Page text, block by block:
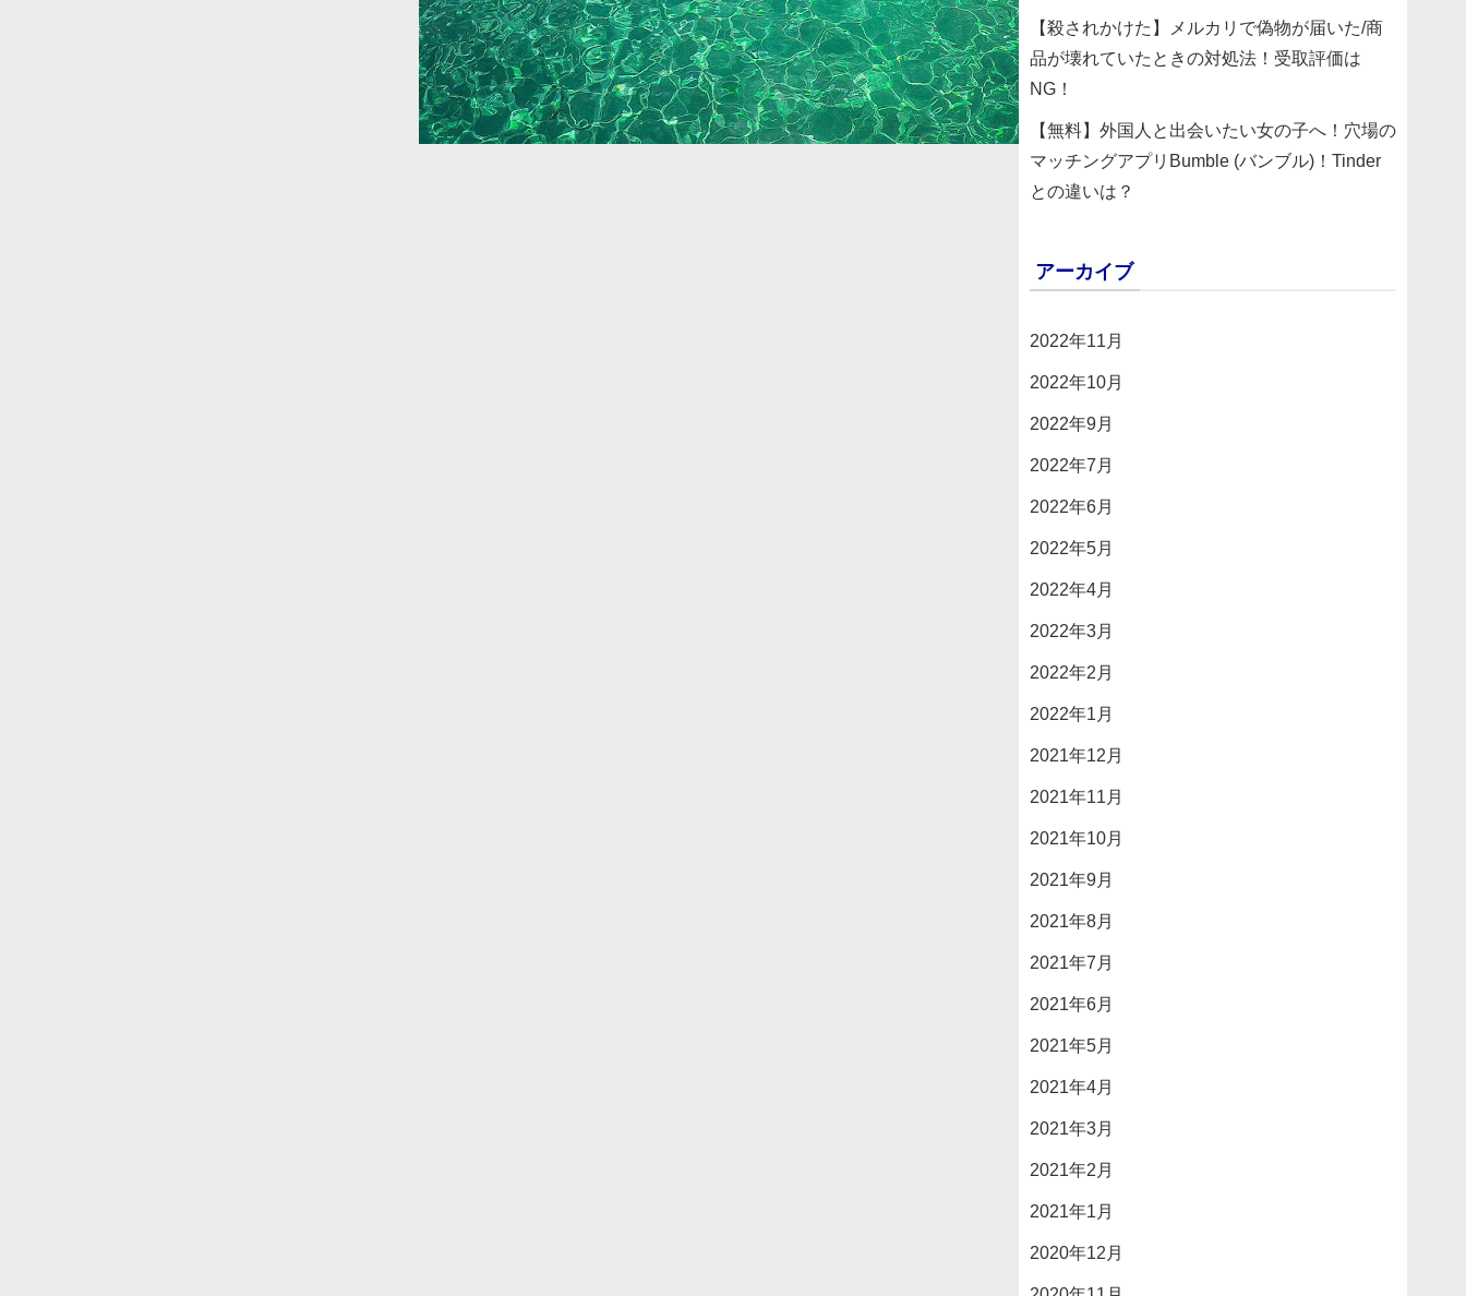
【殺されかけた】メルカリで偽物が届いた/商
品が壊れていたときの対処法！受取評価は
NG！
【無料】外国人と出会いたい女の子へ！穴場の
マッチングアプリBumble (バンブル)！Tinder
との違いは？
アーカイブ
2022年11月
2022年10月
2022年9月
2022年7月
2022年6月
2022年5月
2022年4月
2022年3月
2022年2月
2022年1月
2021年12月
2021年11月
2021年10月
2021年9月
2021年8月
2021年7月
2021年6月
2021年5月
2021年4月
2021年3月
2021年2月
2021年1月
2020年12月